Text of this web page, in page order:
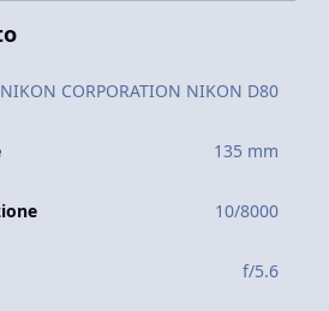
NIKON CORPORATION NIKON D80
135 mm
10/8000
f/5.6